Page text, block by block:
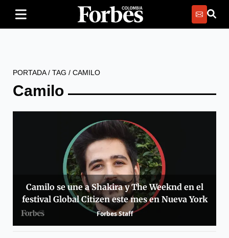
PORTADA/ TAG / CAMILO
Camilo
Camilo se une a Shakira y The Weeknd en el
festival Global Citizen este mes en Nueva York
Forbes Staff